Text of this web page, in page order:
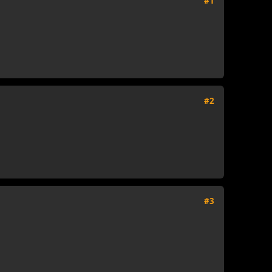
#2
#3